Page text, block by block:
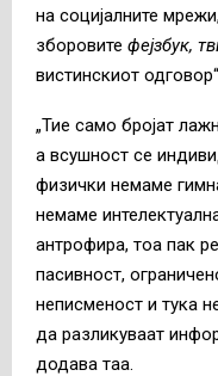
на социјалните
зборовите фејзбук, т
вистинскиот
„Тие само бројат
а всушност се
физички немаме
немаме
антрофира, тоа пак
пасивност,
неписменост и тука
да разликуваат
додава таа.